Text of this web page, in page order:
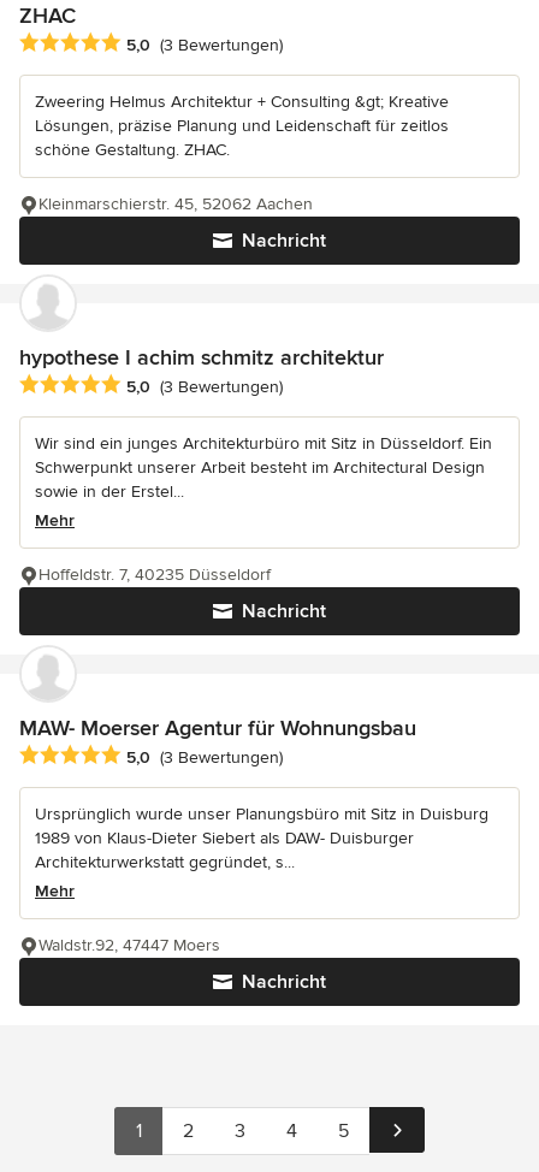
ZHAC
Durchschnittliche Bewertung: 5 von 5 Sternen
5,0 (3 Bewertungen)
Zweering Helmus Architektur + Consulting &gt; Kreative
Lösungen, präzise Planung und Leidenschaft für zeitlos
schöne Gestaltung. ZHAC.
Nachricht
Kleinmarschierstr. 45, 52062 Aachen
hypothese I achim schmitz architektur
Durchschnittliche Bewertung: 5 von 5 Sternen
5,0 (3 Bewertungen)
Wir sind ein junges Architekturbüro mit Sitz in Düsseldorf. Ein
Schwerpunkt unserer Arbeit besteht im Architectural Design
sowie in der Erstel...
Mehr
Nachricht
Hoffeldstr. 7, 40235 Düsseldorf
MAW- Moerser Agentur für Wohnungsbau
Durchschnittliche Bewertung: 5 von 5 Sternen
5,0 (3 Bewertungen)
Ursprünglich wurde unser Planungsbüro mit Sitz in Duisburg
1989 von Klaus-Dieter Siebert als DAW- Duisburger
Architekturwerkstatt gegründet, s...
Mehr
Nachricht
Waldstr.92, 47447 Moers
1 2 3 4 5